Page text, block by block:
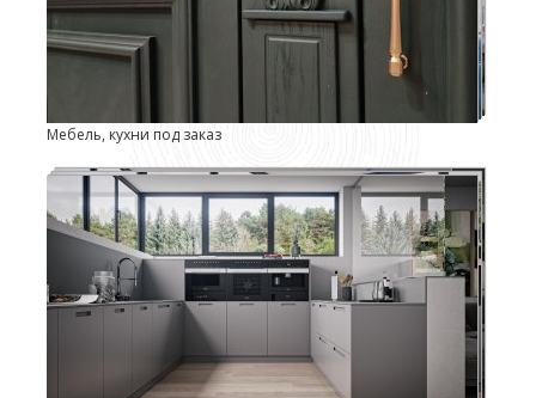
Мебель, кухни под заказ